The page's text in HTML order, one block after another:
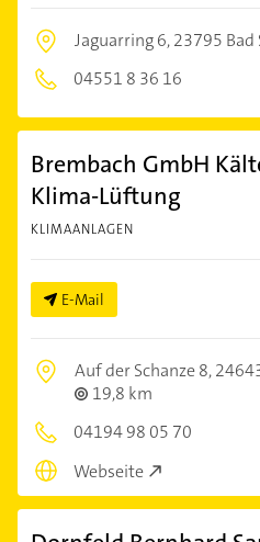
Jaguarring 6,23795 Bad
04551 8 36 16
Brembach GmbH
Klima-Lüftung
KLIMAANLAGEN
E-Mail
Auf der Schanze 8,
19,8 km
04194 98 05 70
Webseite